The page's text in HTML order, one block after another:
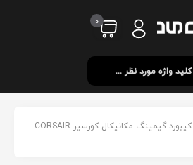
0
کیبورد گیمینگ مکانیکال کورسیر CORSAIR